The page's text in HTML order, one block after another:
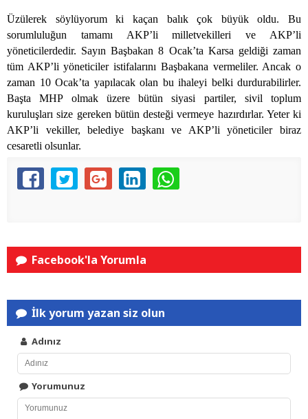
Üzülerek söylüyorum ki kaçan balık çok büyük oldu. Bu
sorumluluğun tamamı AKP’li milletvekilleri ve AKP’li
yöneticilerdedir. Sayın Başbakan 8 Ocak’ta Karsa geldiği zaman
tüm AKP’li yöneticiler istifalarını Başbakana vermeliler. Ancak o
zaman 10 Ocak’ta yapılacak olan bu ihaleyi belki durdurabilirler.
Başta MHP olmak üzere bütün siyasi partiler, sivil toplum
kuruluşları size gereken bütün desteği vermeye hazırdırlar. Yeter ki
AKP’li vekiller, belediye başkanı ve AKP’li yöneticiler biraz
cesaretli olsunlar.
Facebook'la Yorumla
İlk yorum yazan siz olun
Adınız
Yorumunuz